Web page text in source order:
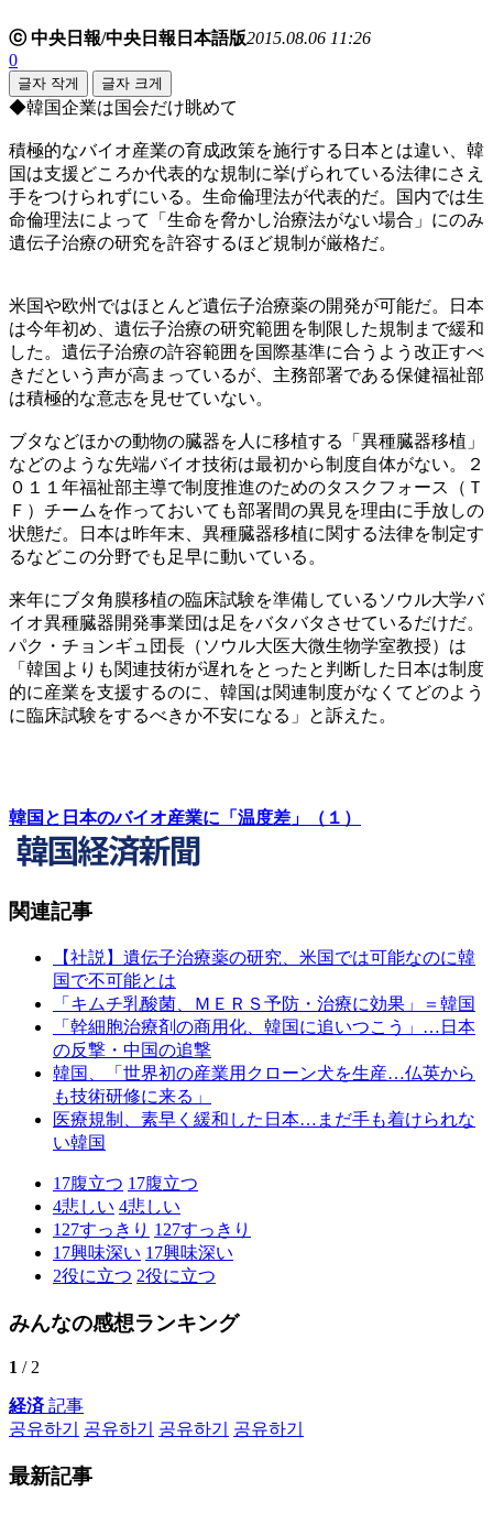
ⓒ 中央日報/中央日報日本語版2015.08.06 11:26
0
글자 작게 글자 크게
◆韓国企業は国会だけ眺めて
積極的なバイオ産業の育成政策を施行する日本とは違い、韓
国は支援どころか代表的な規制に挙げられている法律にさえ
手をつけられずにいる。生命倫理法が代表的だ。国内では生
命倫理法によって「生命を脅かし治療法がない場合」にのみ
遺伝子治療の研究を許容するほど規制が厳格だ。
米国や欧州ではほとんど遺伝子治療薬の開発が可能だ。日本
は今年初め、遺伝子治療の研究範囲を制限した規制まで緩和
した。遺伝子治療の許容範囲を国際基準に合うよう改正すべ
きだという声が高まっているが、主務部署である保健福祉部
は積極的な意志を見せていない。
ブタなどほかの動物の臓器を人に移植する「異種臓器移植」
などのような先端バイオ技術は最初から制度自体がない。２
０１１年福祉部主導で制度推進のためのタスクフォース（Ｔ
Ｆ）チームを作っておいても部署間の異見を理由に手放しの
状態だ。日本は昨年末、異種臓器移植に関する法律を制定す
るなどこの分野でも足早に動いている。
来年にブタ角膜移植の臨床試験を準備しているソウル大学バ
イオ異種臓器開発事業団は足をバタバタさせているだけだ。
パク・チョンギュ団長（ソウル大医大微生物学室教授）は
「韓国よりも関連技術が遅れをとったと判断した日本は制度
的に産業を支援するのに、韓国は関連制度がなくてどのよう
に臨床試験をするべきか不安になる」と訴えた。
韓国と日本のバイオ産業に「温度差」（１）
関連記事
【社説】遺伝子治療薬の研究、米国では可能なのに韓
国で不可能とは
「キムチ乳酸菌、ＭＥＲＳ予防・治療に効果」＝韓国
「幹細胞治療剤の商用化、韓国に追いつこう」…日本
の反撃・中国の追撃
韓国、「世界初の産業用クローン犬を生産…仏英から
も技術研修に来る」
医療規制、素早く緩和した日本…まだ手も着けられな
い韓国
17腹立つ 17腹立つ
4悲しい 4悲しい
127すっきり 127すっきり
17興味深い 17興味深い
2役に立つ 2役に立つ
みんなの感想ランキング
1 / 2
経済記事
공유하기
공유하기 공유하기 공유하기
最新記事